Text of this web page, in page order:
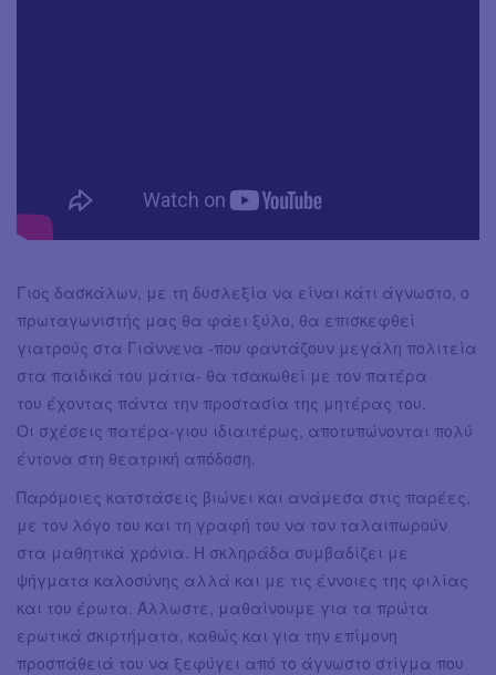
Γιος δασκάλων, με τη δυσλεξία να είναι κάτι άγνωστο, ο
πρωταγωνιστής μας θα φάει ξύλο, θα επισκεφθεί
γιατρούς στα Γιάννενα -που φαντάζουν μεγάλη πολιτεία
στα παιδικά του μάτια- θα τσακωθεί με τον πατέρα
του έχοντας πάντα την προστασία της μητέρας του.
Οι σχέσεις πατέρα-γιου ιδιαιτέρως, αποτυπώνονται πολύ
έντονα στη θεατρική απόδοση.
Παρόμοιες κατστάσεις βιώνει και ανάμεσα στις παρέες,
με τον λόγο του και τη γραφή του να τον ταλαιπωρούν
στα μαθητικά χρόνια. Η σκληράδα συμβαδίζει με
ψήγματα καλοσύνης αλλά και με τις έννοιες της φιλίας
και του έρωτα. Άλλωστε, μαθαίνουμε για τα πρώτα
ερωτικά σκιρτήματα, καθώς και για την επίμονη
προσπάθειά του να ξεφύγει από το άγνωστο στίγμα που